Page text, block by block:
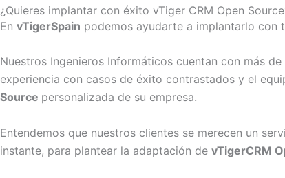
¿Quieres implantar con éxito vTiger CRM Open
En vTigerSpain podemos ayudarte a implantarlo con
Nuestros Ingenieros Informáticos cuentan con más
experiencia con casos de éxito contrastados y el
Source personalizada de su empresa.
Entendemos que nuestros clientes se merecen un
instante, para plantear la adaptación de vTigerCRM